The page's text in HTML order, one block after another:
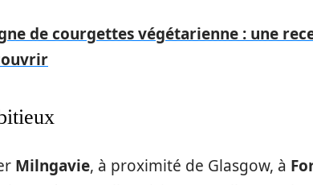
de courgettes végétarienne : une
Milngavie, à proximité de Glasgow, à